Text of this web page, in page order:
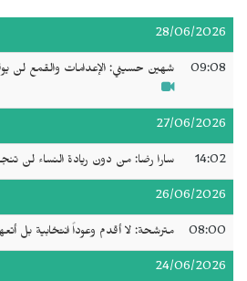
28/06/2026
09:08 شهين حسيني: الإعدامات والقمع لن
27/06/2026
14:02 سارا رضا: من دون ريادة النساء لن
26/06/2026
08:00 مترشحة: لا أقدم وعوداً انتخابية بل
24/06/2026